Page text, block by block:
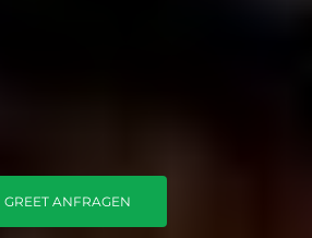
GREET ANFRAGEN